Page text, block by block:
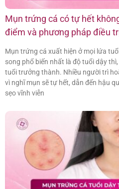
Mụn trứng cá có tự hết
điểm và phương pháp điều
Mụn trứng cá xuất hiện ở mọi lứa
song phổ biến nhất là độ tuổi dậy thì,
tuổi trưởng thành. Nhiều người trì
vì nghĩ mụn sẽ tự hết, dẫn đến hậu
sẹo vĩnh viễn